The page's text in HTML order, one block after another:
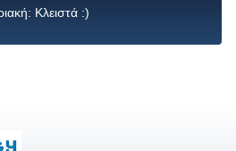
Κλειστά :)